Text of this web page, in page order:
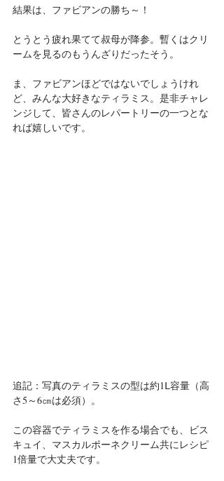
結果は、ファビアンの勝ち～！
とうとう疲れ果てて叔母が降参。暫くはクリ
ームを見るのもうんざりだったそう。
ま、ファビアンほどではないでしょうけれ
ど、みんな大好きなティラミス。是非チャレ
ンジして、皆さんのレパートリーの一つとな
れば嬉しいです。
追記：写真のティラミスの型は約1Ⅼ容量（高
さ5～6㎝は必須）。
この容器でティラミスを作る場合でも、ビス
キュイ、マスカルポーネクリーム共にレシピ
1倍量で大丈夫です。